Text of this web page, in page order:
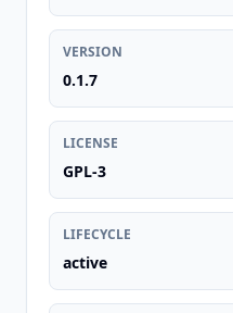
VERSION
0.1.7
LICENSE
GPL-3
LIFECYCLE
active